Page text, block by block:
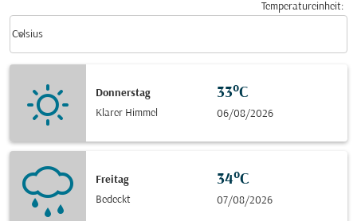
Temperatureinheit:
Celsius
keyboard_arrow_down
Donnerstag
Klarer Himmel
33°C
06/08/2026
Freitag
Bedeckt
34°C
07/08/2026